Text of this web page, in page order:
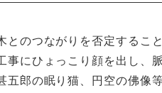
のつながりを否定するこ
にひょっこり顔を出し、
五郎の眠り猫、円空の佛像